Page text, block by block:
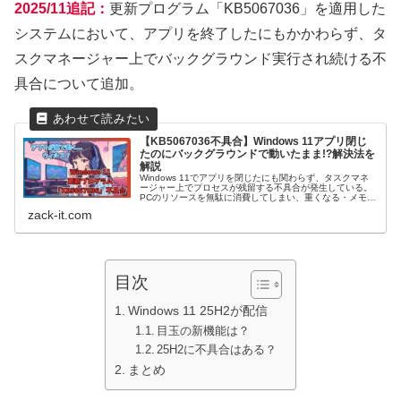
2025/11追記： 更新プログラム「KB5067036」を適用した
システムにおいて、アプリを終了したにもかかわらず、タ
スクマネージャー上でバックグラウンド実行され続ける不
具合について追加。
【KB5067036不具合】Windows 11アプリ閉じ
たのにバックグラウンドで動いたまま!?解決法を
解説
Windows 11でアプリを閉じたにも関わらず、タスクマネ
ージャー上でプロセスが残留する不具合が発生している。
PCのリソースを無駄に消費してしまい、重くなる・メモリ
zack-it.com
目次
Windows 11 25H2が配信
目玉の新機能は？
25H2に不具合はある？
まとめ